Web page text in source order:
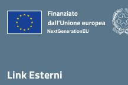
Link Esterni